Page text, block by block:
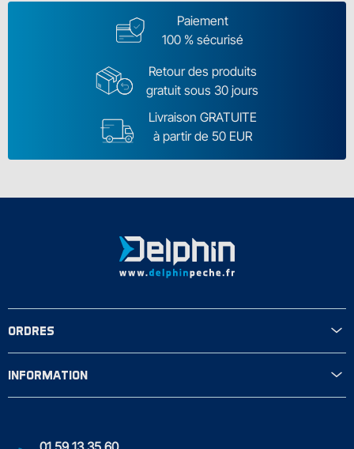
Paiement
100 % sécurisé
Retour des produits
gratuit sous 30 jours
Livraison GRATUITE
à partir de 50 EUR
ORDRES
INFORMATION